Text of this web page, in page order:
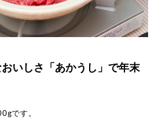
いしさ「あかうし」で年末
です。